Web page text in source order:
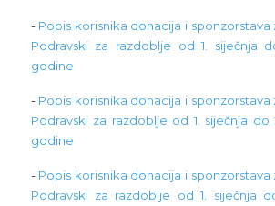
- Popis korisnika donacija i sponzorstava
Podravski za razdoblje od 1. siječnja
godine
-Popis korisnika donacija i sponzorstava
Podravski za razdoblje od 1. siječnja do
godine
- Popis korisnika donacija i sponzorstava
Podravski za razdoblje od 1. siječnja